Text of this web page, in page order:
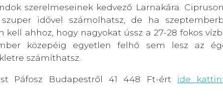
szerelmeseinek kedvező Larnakára.
idővel számolhatsz, de ha
kell ahhoz, hogy nagyokat ússz a 27-28 fokos
közepéig egyetlen felhő sem lesz az
számíthatsz.
Páfosz Budapestről 41 448 Ft-ért ide